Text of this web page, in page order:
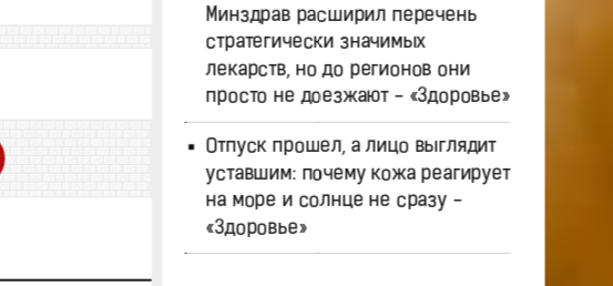
Минздрав расширил перечень
стратегически значимых
лекарств, но до регионов они
просто не доезжают - «Здоровье»
Отпуск прошел, а лицо выглядит
уставшим: почему кожа реагирует
на море и солнце не сразу -
«Здоровье»